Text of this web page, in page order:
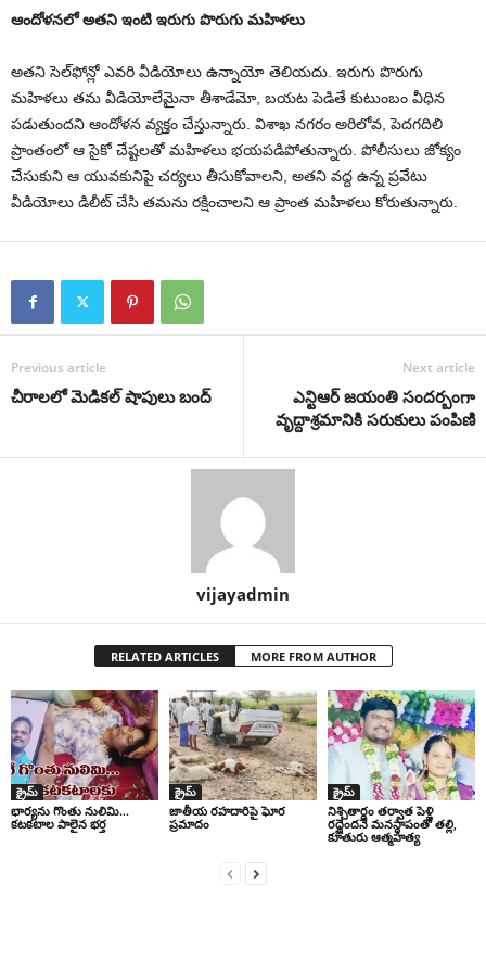
ఆందోళనలో అతని ఇంటి ఇరుగు పొరుగు మహిళలు
అతని సెల్‌ఫోన్లో ఎవరి వీడియోలు ఉన్నాయో తెలియదు. ఇరుగు పొరుగు
మహిళలు తమ వీడియోలేమైనా తీశాడేమో, బయట పెడితే కుటుంబం వీధిన
పడుతుందని ఆందోళన వ్యక్తం చేస్తున్నారు. విశాఖ నగరం అరిలోవ, పెదగదిలి
ప్రాంతంలో ఆ సైకో చేష్టలతో మహిళలు భయపడిపోతున్నారు. పోలీసులు జోక్యం
చేసుకుని ఆ యువకునిపై చర్యలు తీసుకోవాలని, అతని వద్ద ఉన్న ప్రవేటు
వీడియోలు డిలీట్‌ చేసి తమను రక్షించాలని ఆ ప్రాంత మహిళలు కోరుతున్నారు.
Previous article
చీరాలలో మెడికల్ షాపులు బంద్
Next article
ఎన్టిఆర్ జయంతి సందర్బంగా
వృద్దాశ్రమానికి సరుకులు పంపిణి
vijayadmin
RELATED ARTICLES MORE FROM AUTHOR
క్రైమ్
భార్యను గొంతు నులిమి…
కటకటాల పాలైన భర్త
క్రైమ్
జాతీయ రహదారిపై ఘోర
ప్రమాదం
క్రైమ్
నిశ్చితార్ధం తర్వాత పెళ్లి
రద్దైందనే మనస్థాపంతో తల్లి,
కూతురు ఆత్మహత్య